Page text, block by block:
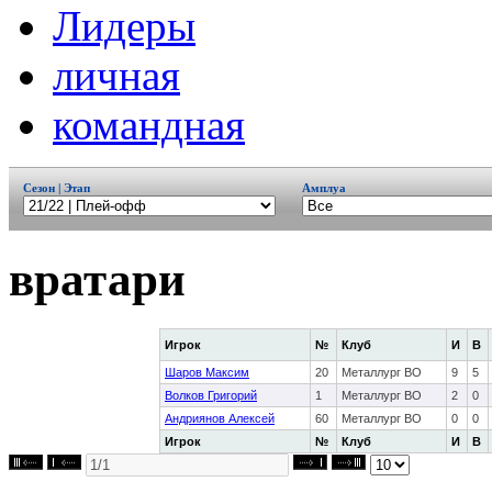
Лидеры
личная
командная
Сезон | Этап Амплуа
вратари
Игрок № Клуб И В
Игрок № Клуб И В
Шаров Максим 20 Металлург ВО 9
5
Волков Григорий
1 Металлург ВО 2
0
Андриянов Алексей
60 Металлург ВО 0 0